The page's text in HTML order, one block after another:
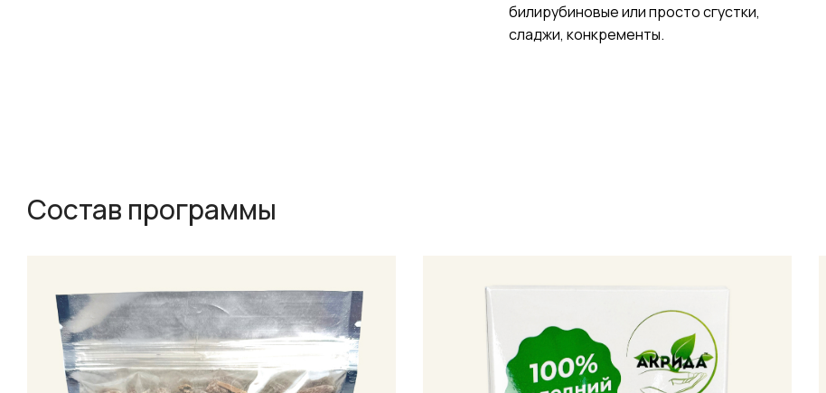
билирубиновые или просто сгустки,
сладжи, конкременты.
Состав программы